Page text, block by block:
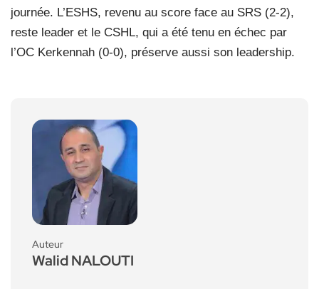
journée. L’ESHS, revenu au score face au SRS (2-2),
reste leader et le CSHL, qui a été tenu en échec par
l’OC Kerkennah (0-0), préserve aussi son leadership.
Auteur
Walid NALOUTI